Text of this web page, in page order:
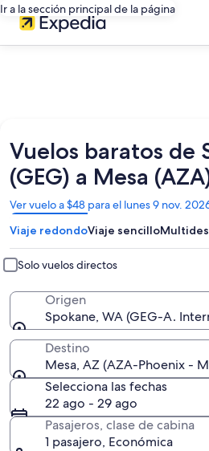
Ir a la sección principal de la página
Vuelos baratos de
(GEG) a Mesa
Ver vuelo a $48 para el lunes 9 nov.
Se
abrirá
en
una
nueva
ventana
Viaje redondoViaje sencillo
Solo vuelos directos
Origen
Spokane, WA (GEG-A.
Destino
Mesa, AZ (AZA-Phoenix -
Selecciona las fechas
22 ago - 29 ago
Pasajeros, clase de cabina
1 pasajero, Económica